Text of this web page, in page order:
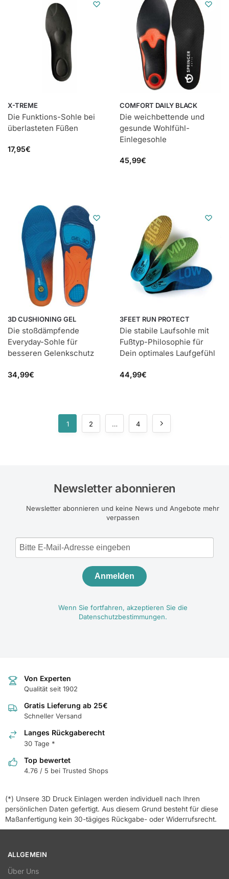
X-TREME
Die Funktions-Sohle bei
überlasteten Füßen
17,95€
COMFORT DAILY BLACK
Die weichbettende und
gesunde Wohlfühl-
Einlegesohle
45,99€
3D CUSHIONING GEL
Die stoßdämpfende
Everyday-Sohle für
besseren Gelenkschutz
34,99€
3FEET RUN PROTECT
Die stabile Laufsohle mit
Fußtyp-Philosophie für
Dein optimales Laufgefühl
44,99€
1 2 … 4
Newsletter abonnieren
Newsletter abonnieren und keine News und Angebote mehr
verpassen
Anmelden
Wenn Sie fortfahren, akzeptieren Sie die
Datenschutzbestimmungen.
Von Experten
Qualität seit 1902
Gratis Lieferung ab 25€
Schneller Versand
Langes Rückgaberecht
30 Tage *
Top bewertet
4.76 / 5 bei Trusted Shops
(*) Unsere 3D Druck Einlagen werden individuell nach Ihren
persönlichen Daten gefertigt. Aus diesem Grund besteht für diese
Maßanfertigung kein 30-tägiges Rückgabe- oder Widerrufsrecht.
ALLGEMEIN
Über Uns